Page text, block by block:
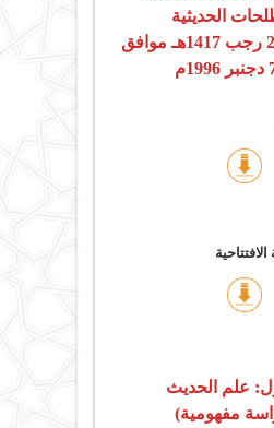
الحديثية
أيام 23، 24، 25 رجب 1417هـ موافق
علم الحديث
مفهومية)